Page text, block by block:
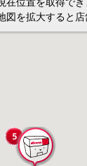
図を拡大すると店